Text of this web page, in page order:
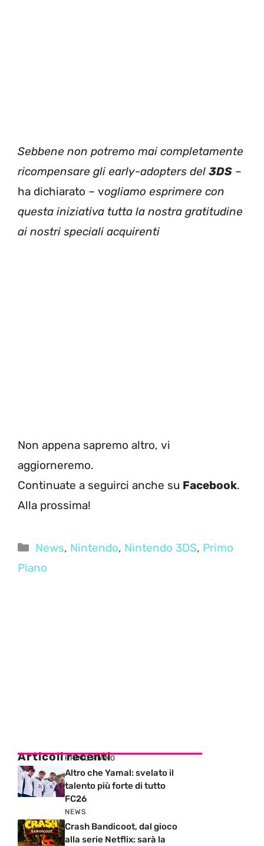
Sebbene non potremo mai completamente
ricompensare gli early-adopters del 3DS –
ha dichiarato – vogliamo esprimere con
questa iniziativa tutta la nostra gratitudine
ai nostri speciali acquirenti
Non appena sapremo altro, vi
aggiorneremo.
Continuate a seguirci anche su Facebook.
Alla prossima!
Categorie
News, Nintendo, Nintendo 3DS, Primo
Piano
Articoli recenti
PRIMO PIANO
Altro che Yamal: svelato il
talento più forte di tutto
FC26
NEWS
Crash Bandicoot, dal gioco
alla serie Netflix: sarà la